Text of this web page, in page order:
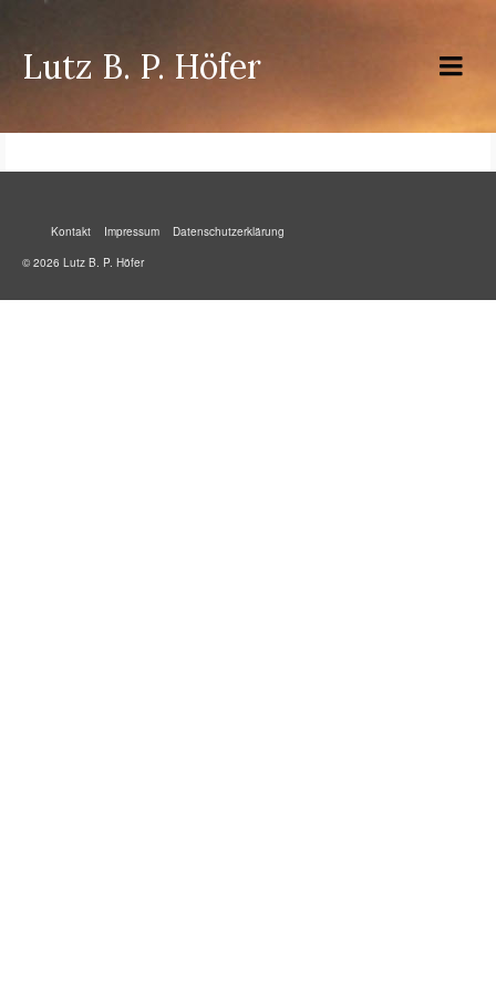
Lutz B. P. Höfer
Kontakt Impressum
Datenschutzerklärung
© 2026 Lutz B. P. Höfer